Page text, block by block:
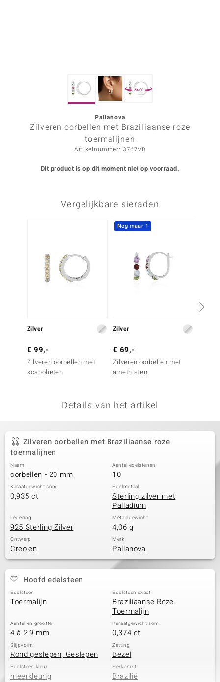
360°
Pallanova
Zilveren oorbellen met Braziliaanse roze
toermalijnen
Artikelnummer: 3767VB
Dit product is op dit moment niet op voorraad.
Vergelijkbare sieraden
Zilver
€ 99,-
Zilveren oorbellen met
scapolieten
Nog maar 1
Zilver
€ 69,-
Zilveren oorbellen met
amethisten
Details van het artikel
Zilveren oorbellen met Braziliaanse roze
toermalijnen
Naam
oorbellen - 20 mm
Aantal edelstenen
10
Karaatgewicht som
0,935 ct
Edelmetaal
Sterling zilver met
Palladium
Legering
925 Sterling Zilver
Metaalgewicht
4,06 g
Ontwerp
Creolen
Merk
Pallanova
Hoofd edelsteen
Edelsteen
Toermalijn
Edelsteen exact
Braziliaanse Roze
Toermalijn
Aantal en grootte
4 à 2,9 mm
Karaatgewicht som
0,374 ct
Slijpvorm
Rond geslepen, Geslepen
Zetting
Bezel
Edelsteen kleur
meerkleurig
Herkomst
Brazilië